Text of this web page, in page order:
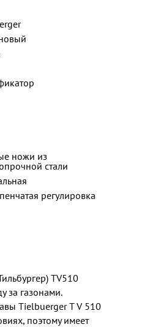
ножи из
стали
регулировка
TV510
за газонами.
Tielbuerger T V 510
поэтому имеет